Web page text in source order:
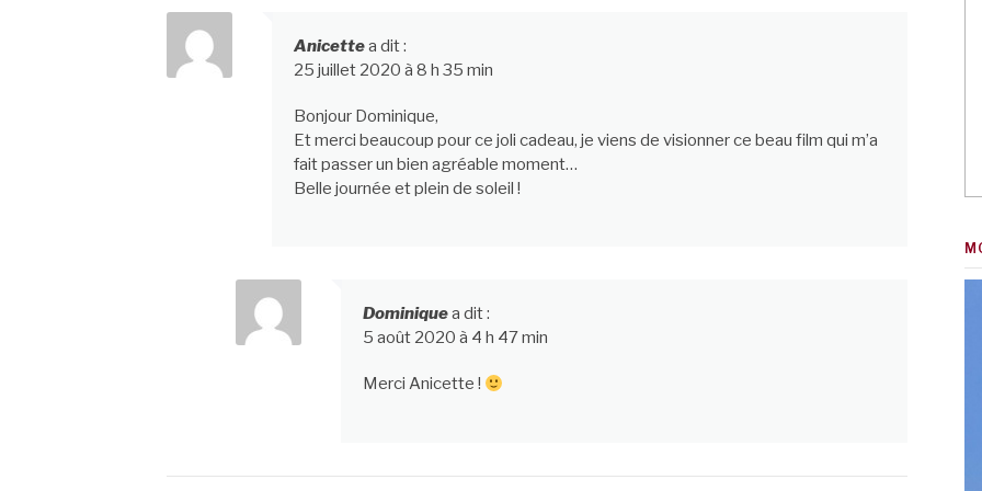
Anicettea dit :
25 juillet 2020 à 8 h 35 min
Bonjour Dominique,
Et merci beaucoup pour ce joli cadeau, je viens de visionner ce beau film qui m’a
fait passer un bien agréable moment…
Belle journée et plein de soleil !
Dominiquea dit :
5 août 2020 à 4 h 47 min
Merci Anicette !